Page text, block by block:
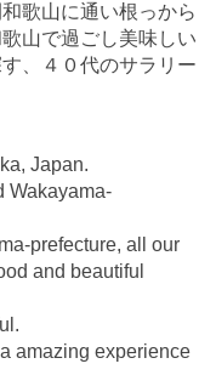
歌山に通い根っから
山で過ごし美味しい
、４０代のサラリー
Japan.
Wakayama-
prefecture, all our
and beautiful
amazing experience